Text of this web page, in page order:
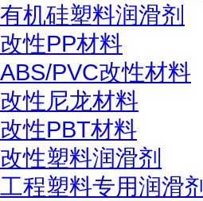
有机硅塑料润滑剂
改性PP材料
ABS/PVC改性材料
改性尼龙材料
改性PBT材料
改性塑料润滑剂
工程塑料专用润滑剂